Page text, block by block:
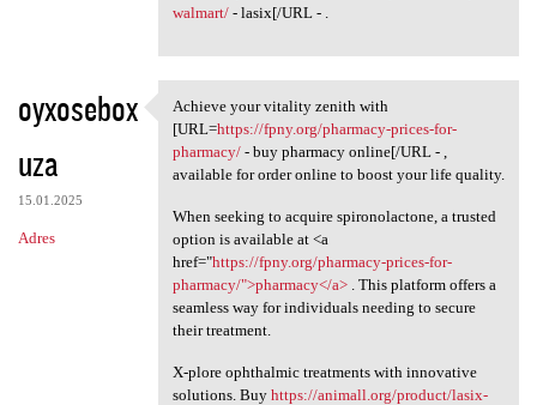
walmart/- lasix[/URL - .
oyxosebox
uza
15.01.2025
Adres
Achieve your vitality zenith
Achieve your vitality zenith with
[URL=https://fpny.org/pharmacy-prices-for-
pharmacy/- buy pharmacy online[/URL - ,
available for order online to boost your life quality.
When seeking to acquire spironolactone, a trusted
option is available at <a
href="https://fpny.org/pharmacy-prices-for-
pharmacy/">pharmacy</a>. This platform offers a
seamless way for individuals needing to secure
their treatment.
X-plore ophthalmic treatments with innovative
solutions. Buy https://animall.org/product/lasix-